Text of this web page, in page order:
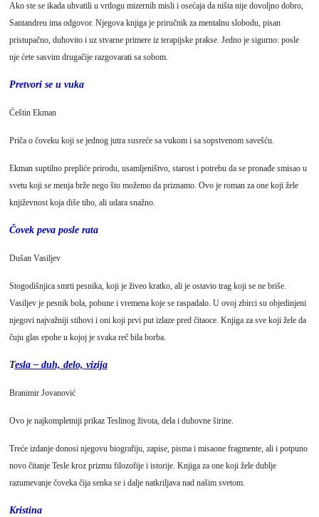
Ako ste se ikada uhvatili u vrtlogu mizernih misli i osećaja da ništa nije dovoljno dobro,
Santandreu ima odgovor. Njegova knjiga je priručnik za mentalnu slobodu, pisan
pristupačno, duhovito i uz stvarne primere iz terapijske prakse. Jedno je sigurno: posle
nje ćete sasvim drugačije razgovarati sa sobom.
Pretvori se u vuka
Ćeštin Ekman
Priča o čoveku koji se jednog jutra susreće sa vukom i sa sopstvenom savešću.
Ekman suptilno prepliće prirodu, usamljeništvo, starost i potrebu da se pronađe smisao u
svetu koji se menja brže nego što možemo da priznamo. Ovo je roman za one koji žele
književnost koja diše tiho, ali udara snažno.
Čovek peva posle rata
Dušan Vasiljev
Stogodišnjica smrti pesnika, koji je živeo kratko, ali je ostavio trag koji se ne briše.
Vasiljev je pesnik bola, pobune i vremena koje se raspadalo. U ovoj zbirci su objedinjeni
njegovi najvažniji stihovi i oni koji prvi put izlaze pred čitaoce. Knjiga za sve koji žele da
čuju glas epohe u kojoj je svaka reč bila borba.
Tesla – duh, delo, vizija
Branimir Jovanović
Ovo je najkompletniji prikaz Teslinog života, dela i duhovne širine.
Treće izdanje donosi njegovu biografiju, zapise, pisma i misaone fragmente, ali i potpuno
novo čitanje Tesle kroz prizmu filozofije i istorije. Knjiga za one koji žele dublje
razumevanje čoveka čija senka se i dalje natkriljava nad našim svetom.
Kristina